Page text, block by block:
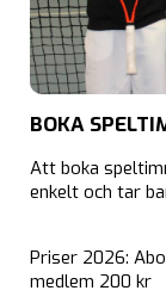
BOKA
Att boka
enkelt och tar
Priser 2026:
medlem 200 kr